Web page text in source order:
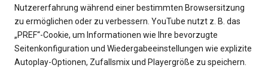
Nutzererfahrung während einer bestimmten Browsersitzung
zu ermöglichen oder zu verbessern. YouTube nutzt z. B. das
„PREF“-Cookie, um Informationen wie Ihre bevorzugte
Seitenkonfiguration und Wiedergabeeinstellungen wie explizite
Autoplay-Optionen, Zufallsmix und Playergröße zu speichern.